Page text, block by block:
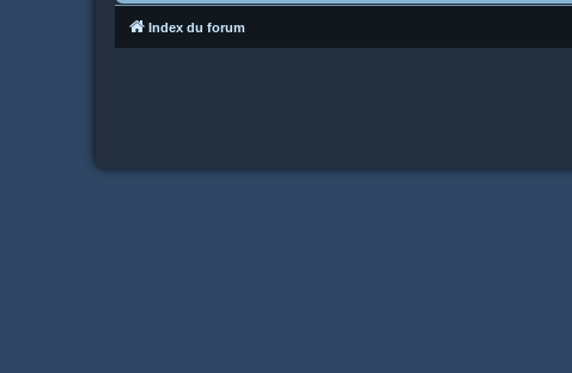
Index du forum